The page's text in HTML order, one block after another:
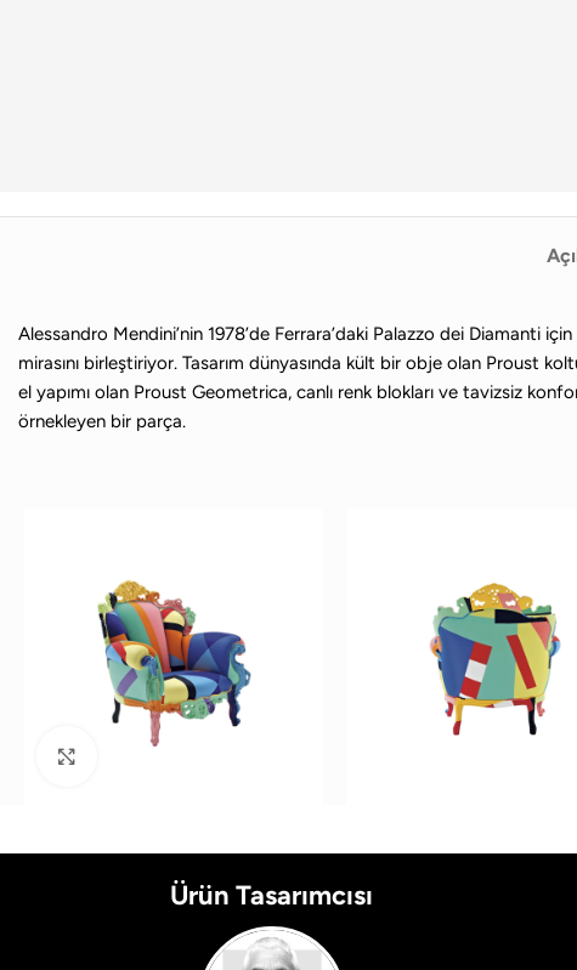
Alessandro Mendini’nin 1978’de Ferrara’daki Palazzo dei Diamanti
mirasını birleştiriyor. Tasarım dünyasında kült bir obje olan Proust
el yapımı olan Proust Geometrica, canlı renk blokları ve tavizsiz
örnekleyen bir parça.
Ürün Tasarımcısı